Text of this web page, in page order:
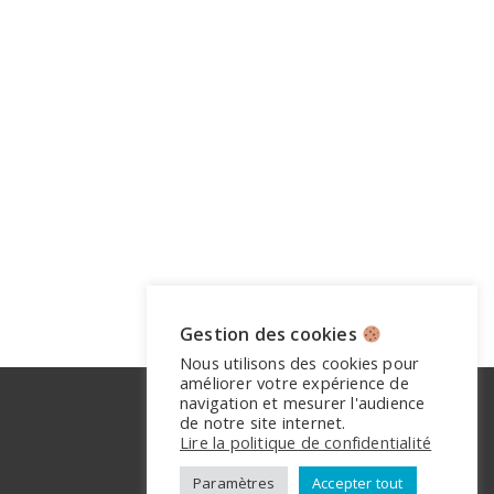
Gestion des cookies
Nous utilisons des cookies pour
améliorer votre expérience de
navigation et mesurer l'audience
de notre site internet.
Lire la politique de confidentialité
Paramètres Accepter tout